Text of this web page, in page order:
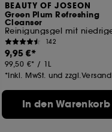
BEAUTY OF JOSEON
Green Plum Refreshing
Cleanser
142
9,95 €
99,50 € / 1L
*Inkl. MwSt. und zzgl.Versand
In den Warenkorb